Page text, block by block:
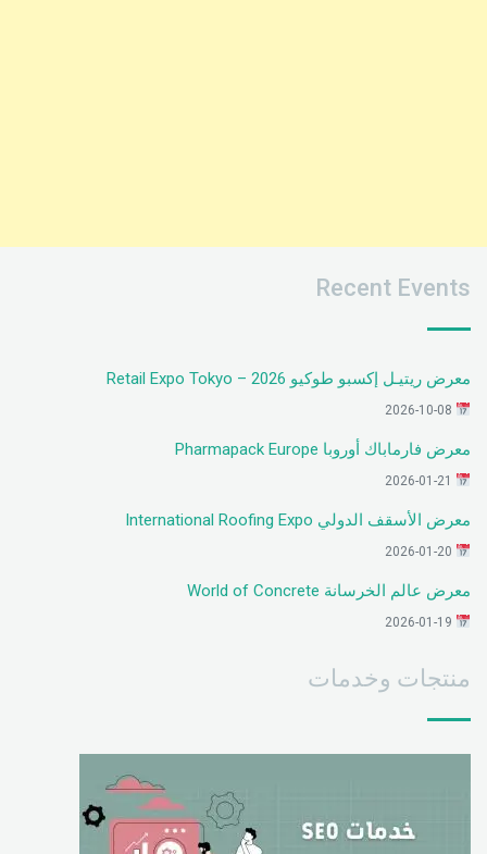
Recent Events
معرض ريتيـل إكسبو طوكيو 2026 – Retail Expo Tokyo
معرض فارماباك أوروبا Pharmapack Europe
معرض الأسقف الدولي International Roofing Expo
معرض عالم الخرسانة World of Concrete
منتجات وخدمات